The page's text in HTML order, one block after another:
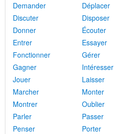
Demander
Déplacer
Discuter
Disposer
Donner
Écouter
Entrer
Essayer
Fonctionner
Gérer
Gagner
Intéresser
Jouer
Laisser
Marcher
Monter
Montrer
Oublier
Parler
Passer
Penser
Porter